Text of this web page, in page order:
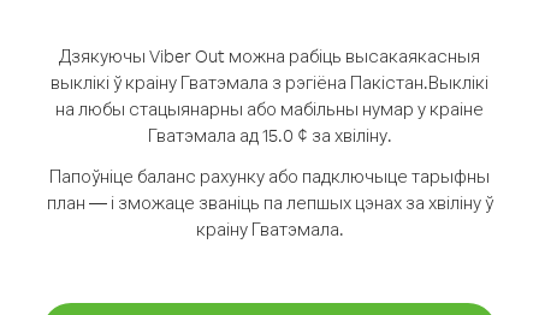
Дзякуючы Viber Out можна рабіць высакаякасныя
выклікі ў краіну Гватэмала з рэгіёна Пакістан.Выклікі
на любы стацыянарны або мабільны нумар у краіне
Гватэмала ад 15.0 ¢ за хвіліну.
Папоўніце баланс рахунку або падключыце тарыфны
план — і зможаце званіць па лепшых цэнах за хвіліну ў
краіну Гватэмала.